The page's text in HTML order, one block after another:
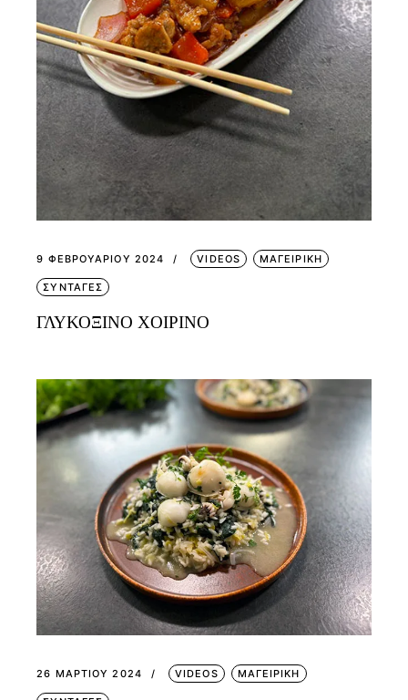
9 ΦΕΒΡΟΥΑΡΊΟΥ 2024 VIDEOS ΜΑΓΕΙΡΙΚΗ
ΣΥΝΤΑΓΕΣ
ΓΛΥΚΟΞΙΝΟ ΧΟΙΡΙΝΟ
26 ΜΑΡΤΊΟΥ 2024 VIDEOS ΜΑΓΕΙΡΙΚΗ